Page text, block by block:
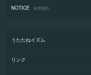
NOTICE 利用規約
うたたねイズム
リンク